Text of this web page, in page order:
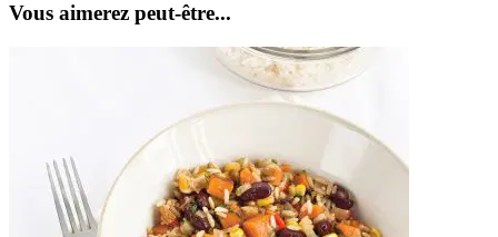
Vous aimerez peut-être...